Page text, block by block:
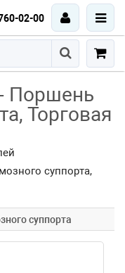
02-00
Поршень
Торговая
суппорта,
суппорта